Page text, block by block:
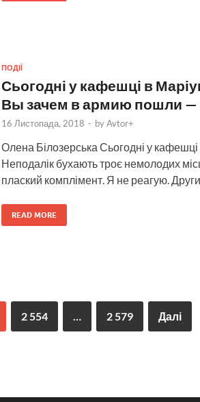
ПОДІЇ
Сьогодні у кафешці в
Вы зачем в армию пошли —
16 Листопада, 2018 - byAvtor+
Олена Білозерська Сьогодні у
Неподалік бухають троє немолодих
плаский комплімент. Я не реагую.
READ MORE
2 554 … 2 579 Далі